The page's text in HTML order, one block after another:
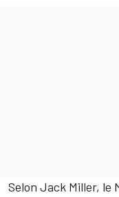
Selon Jack Miller, le